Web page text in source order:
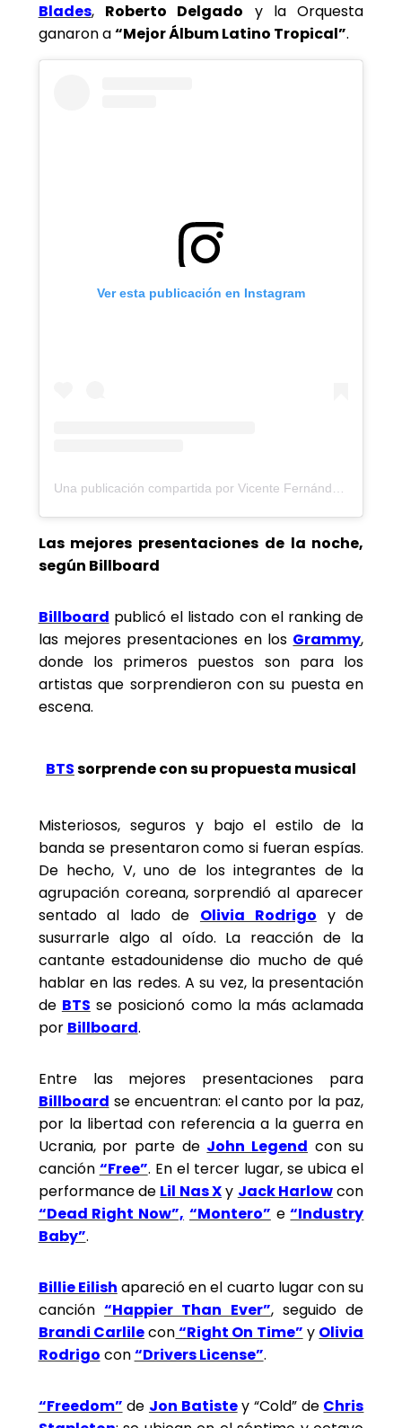
Blades, Roberto Delgado y la Orquesta
ganaron a“Mejor Álbum Latino Tropical”.
Ver esta publicación en Instagram
Las mejores presentaciones de la noche,
según Billboard
Billboard publicó el listado con el ranking de
las mejores presentaciones en los Grammy,
donde los primeros puestos son para los
artistas que sorprendieron con su puesta en
escena.
BTSsorprende con su propuesta musical
Misteriosos, seguros y bajo el estilo de la
banda se presentaron como si fueran espías.
De hecho, V, uno de los integrantes de la
agrupación coreana, sorprendió al aparecer
sentado al lado de Olivia Rodrigo y de
susurrarle algo al oído. La reacción de la
cantante estadounidense dio mucho de qué
hablar en las redes. A su vez, la presentación
de BTS se posicionó como la más aclamada
por Billboard.
Entre las mejores presentaciones para
Billboard se encuentran: el canto por la paz,
por la libertad con referencia a la guerra en
Ucrania, por parte de John Legend con su
canción “Free”. En el tercer lugar, se ubica el
performance de Lil Nas Xy Jack Harlowcon
“Dead Right Now”, “Montero” e“Industry
Baby”.
Billie Eilish apareció en el cuarto lugar con su
canción “Happier Than Ever”, seguido de
Brandi Carlilecon“Right On Time” y Olivia
Rodrigo con“Drivers License”.
“Freedom” de Jon Batistey “Cold” de Chris